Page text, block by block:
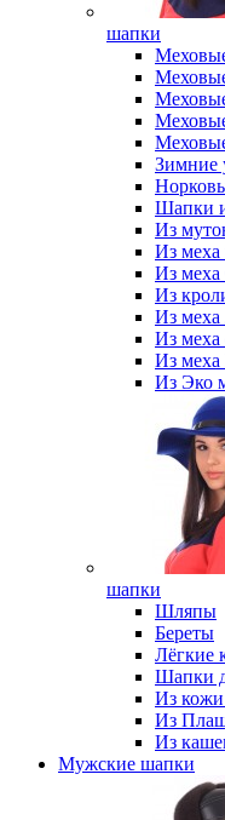
шапки
Зимние
Шапки
Из
Из меха
Из
Из
Из
Из меха
Из меха
Из Эко
шапки
Шляпы
Береты
Лёгкие
Шапки
Из
Из
Из
Мужские шапки